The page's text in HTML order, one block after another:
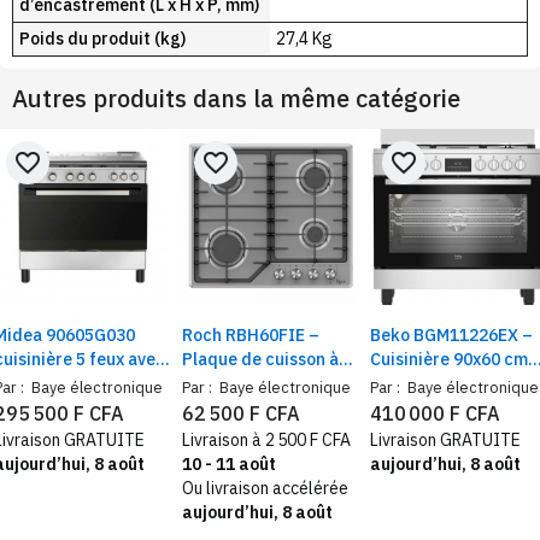
d’encastrement (L x H x P, mm)
Poids du produit (kg) 27,4 Kg
Autres produits dans la même catégorie
90605G030
5 feux avec
et
– four à
design Inox
cm
: Baye électronique
favorite_border
500 F CFA
GRATUITE
8 août
Roch RBH60FIE –
Plaque de cuisson à
gaz encastrable 4
feux – 60 x 60 cm
Par : Baye électronique
favorite_border
62 500 F CFA
Livraison à 2 500 F CFA
10 - 11 août
Ou livraison accélérée
aujourd’hui, 8 août
Beko BGM11226EX –
Cuisinière 90x60 cm,
feux gaz, four
électrique ventilé,
inox
Par : Baye électronique
favorite_border
410 000 F CFA
Livraison GRATUITE
aujourd’hui, 8 août